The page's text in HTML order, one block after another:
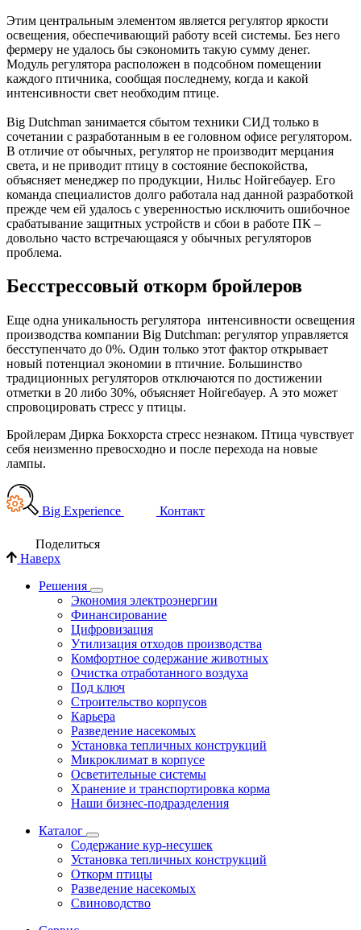
Этим центральным элементом является регулятор яркости
освещения, обеспечивающий работу всей системы. Без него
фермеру не удалось бы сэкономить такую сумму денег.
Модуль регулятора расположен в подсобном помещении
каждого птичника, сообщая последнему, когда и какой
интенсивности свет необходим птице.
Big Dutchman занимается сбытом техники СИД только в
сочетании с разработанным в ее головном офисе регулятором.
В отличие от обычных, регулятор не производит мерцания
света, и не приводит птицу в состояние беспокойства,
объясняет менеджер по продукции, Нильс Нойгебауер. Его
команда специалистов долго работала над данной разработкой
прежде чем ей удалось с уверенностью исключить ошибочное
срабатывание защитных устройств и сбои в работе ПК –
довольно часто встречающаяся у обычных регуляторов
проблема.
Бесстрессовый откорм бройлеров
Еще одна уникальность регулятора интенсивности освещения
производства компании Big Dutchman: регулятор управляется
бесступенчато до 0%. Один только этот фактор открывает
новый потенциал экономии в птичние. Большинство
традиционных регуляторов отключаются по достижении
отметки в 20 либо 30%, объясняет Нойгебауер. А это может
спровоцировать стресс у птицы.
Бройлерам Дирка Бокхорста стресс незнаком. Птица чувствует
себя неизменно превосходно и после перехода на новые
лампы.
Big Experience Контакт
Поделиться
Наверх
Решения
Экономия электроэнергии
Финансирование
Цифровизация
Утилизация отходов производства
Комфортное содержание животных
Очистка отработанного воздуха
Под ключ
Строительство корпусов
Карьера
Разведение насекомых
Установка тепличных конструкций
Микроклимат в корпусе
Осветительные системы
Хранение и транспортировка корма
Наши бизнес-подразделения
Каталог
Содержание кур-несушек
Установка тепличных конструкций
Откорм птицы
Разведение насекомых
Свиноводство